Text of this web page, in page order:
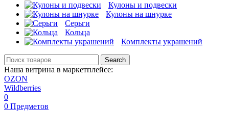
Кулоны и подвески
Кулоны на шнурке
Серьги
Кольца
Комплекты украшений
Search
Наша витрина в маркетплейсе:
OZON
Wildberries
0
0 Предметов